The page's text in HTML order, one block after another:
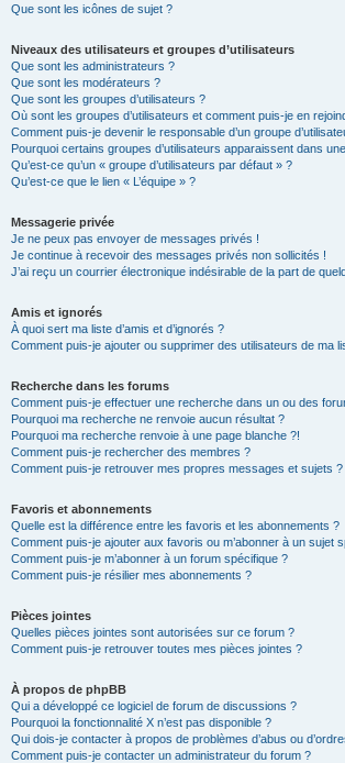
Que sont les icônes de sujet ?
Niveaux des utilisateurs et groupes d’utilisateurs
Que sont les administrateurs ?
Que sont les modérateurs ?
Que sont les groupes d’utilisateurs ?
Où sont les groupes d’utilisateurs et comment puis-je en
Comment puis-je devenir le responsable d’un groupe
Pourquoi certains groupes d’utilisateurs apparaissent dans
Qu’est-ce qu’un « groupe d’utilisateurs par défaut » ?
Qu’est-ce que le lien « L’équipe » ?
Messagerie privée
Je ne peux pas envoyer de messages privés !
Je continue à recevoir des messages privés non sollicités !
J’ai reçu un courrier électronique indésirable de la part de
Amis et ignorés
À quoi sert ma liste d’amis et d’ignorés ?
Comment puis-je ajouter ou supprimer des utilisateurs de ma
Recherche dans les forums
Comment puis-je effectuer une recherche dans un ou des
Pourquoi ma recherche ne renvoie aucun résultat ?
Pourquoi ma recherche renvoie à une page blanche ?!
Comment puis-je rechercher des membres ?
Comment puis-je retrouver mes propres messages et sujets ?
Favoris et abonnements
Quelle est la différence entre les favoris et les abonnements ?
Comment puis-je ajouter aux favoris ou m’abonner à un sujet
Comment puis-je m’abonner à un forum spécifique ?
Comment puis-je résilier mes abonnements ?
Pièces jointes
Quelles pièces jointes sont autorisées sur ce forum ?
Comment puis-je retrouver toutes mes pièces jointes ?
À propos de phpBB
Qui a développé ce logiciel de forum de discussions ?
Pourquoi la fonctionnalité X n’est pas disponible ?
Qui dois-je contacter à propos de problèmes d’abus ou
Comment puis-je contacter un administrateur du forum ?